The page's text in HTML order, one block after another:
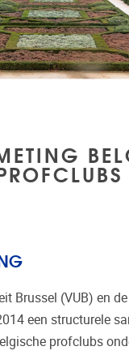
Brussel (VUB) en
een structurele
profclubs